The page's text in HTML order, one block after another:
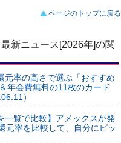
ページのトップに戻る
新ニュース[2026年]の関
率の高さで選ぶ「おすすめ
年会費無料の11枚のカード
）
一覧で比較】アメックスが発
元率を比較して、自分にピッ